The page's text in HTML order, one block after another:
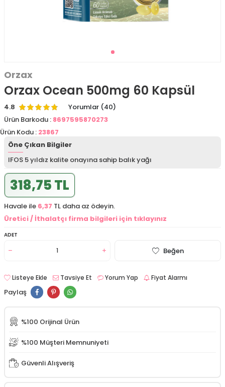
Orzax
Orzax Ocean 500mg 60 Kapsül
4.8
Yorumlar (40)
Ürün Barkodu : 8697595870273
Ürün Kodu : 23867
Öne Çıkan Bilgiler
IFOS 5 yıldız kalite onayına sahip balık yağı
318,75 TL
Havale ile 6,37 TL daha az ödeyin.
Üretici / İthalatçı firma bilgileri için tıklayınız
ADET
Beğen
Listeye Ekle Tavsiye Et Yorum Yap Fiyat Alarmı
Paylaş
%100 Orijinal Ürün
%100 Müşteri Memnuniyeti
Güvenli Alışveriş